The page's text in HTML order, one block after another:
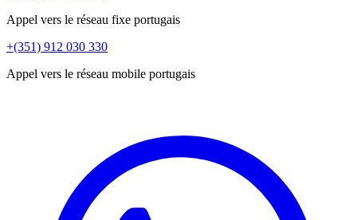
Appel vers le réseau fixe portugais
+(351) 912 030 330
Appel vers le réseau mobile portugais